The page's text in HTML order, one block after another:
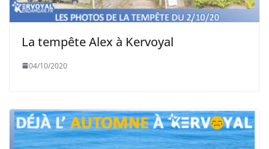
La tempête Alex à Kervoyal
04/10/2020